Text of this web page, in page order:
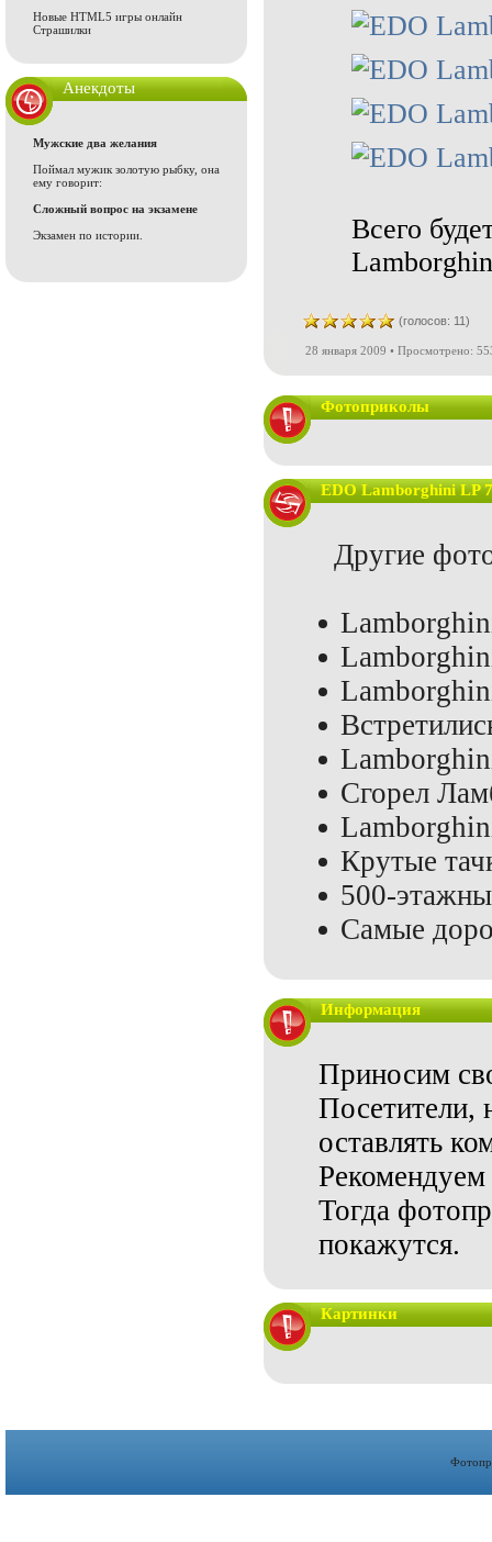
Новые HTML5 игры онлайн
Страшилки
Анекдоты
Мужские два желания
Поймал мужик золотую рыбку, она
ему говорит:
Сложный вопрос на экзамене
Экзамен по истории.
Всего
(голосов: 11)
28 января 2009 • Просмотрено:
Фотоприколы
EDO Lamborghini LP
Другие
Сгорел
Крутые
500-
Самые
Информация
Приносим
Посетители,
оставлять
Рекомендуем
Тогда
покажутся.
Картинки